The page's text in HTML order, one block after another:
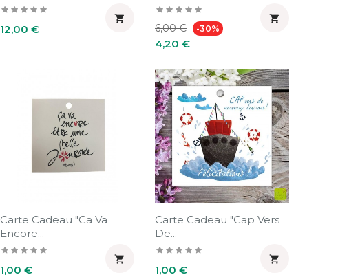
Prix
12,00 €

Prix
habituel
6,00 € -30%
4,20 €

Carte Cadeau "Ca Va
Encore...
Prix
1,00 €

Carte Cadeau "Cap Vers
De...
Prix
1,00 €
